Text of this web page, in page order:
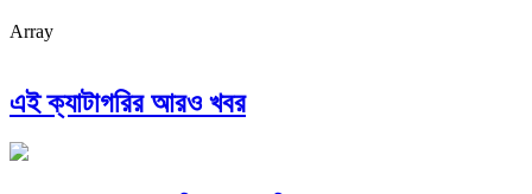
Array
এই ক্যাটাগরির আরও খবর